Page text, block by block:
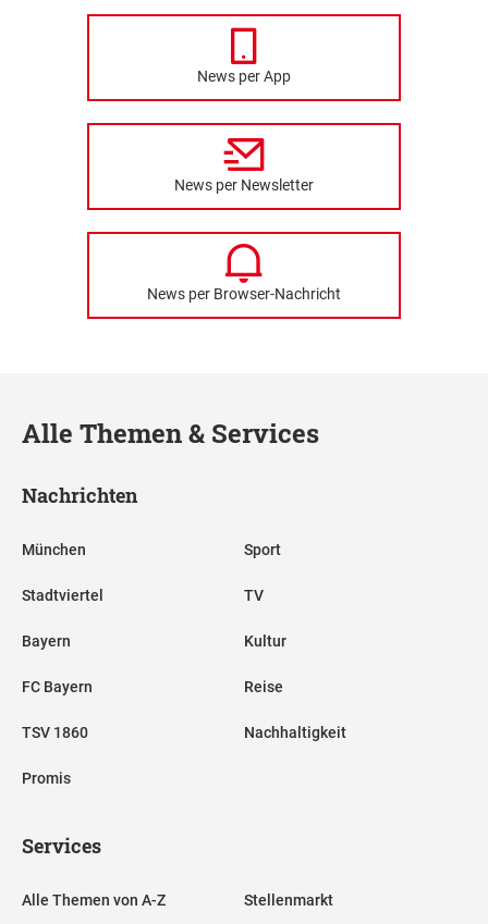
News per App
News per Newsletter
News per Browser-Nachricht
Alle Themen & Services
Nachrichten
München
Stadtviertel
Bayern
FC Bayern
TSV 1860
Promis
Sport
TV
Kultur
Reise
Nachhaltigkeit
Services
Alle Themen von A-Z Stellenmarkt